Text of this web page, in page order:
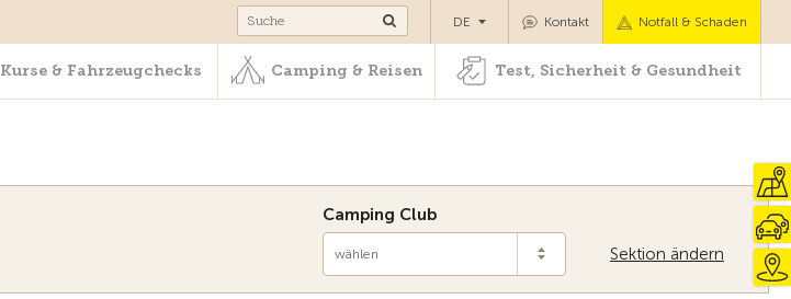
Kurse & Fahrzeugchecks Camping & Reisen Test, Sicherheit & Gesundheit
Kontakt Notfall & Schaden
DE
Kurse & Fahrzeugchecks Camping & Reisen Test, Sicherheit & Gesundheit
Sektion ändern
Camping Club
wählen